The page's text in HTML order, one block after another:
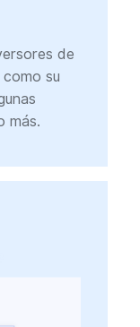
de
su
más.